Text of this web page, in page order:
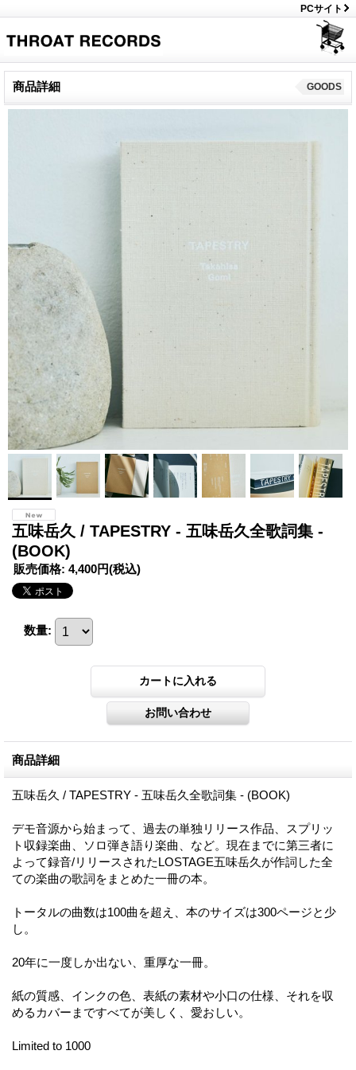
PCサイト
商品詳細 GOODS
五味岳久 / TAPESTRY - 五味岳久全歌詞集 -
(BOOK)
販売価格: 4,400円(税込)
数量:
商品詳細
五味岳久 / TAPESTRY - 五味岳久全歌詞集 - (BOOK)
デモ音源から始まって、過去の単独リリース作品、スプリッ
ト収録楽曲、ソロ弾き語り楽曲、など。現在までに第三者に
よって録音/リリースされたLOSTAGE五味岳久が作詞した全
ての楽曲の歌詞をまとめた一冊の本。
トータルの曲数は100曲を超え、本のサイズは300ページと少
し。
20年に一度しか出ない、重厚な一冊。
紙の質感、インクの色、表紙の素材や小口の仕様、それを収
めるカバーまですべてが美しく、愛おしい。
Limited to 1000